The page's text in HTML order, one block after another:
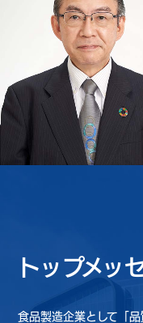
トップメッ
食品製造企業として「